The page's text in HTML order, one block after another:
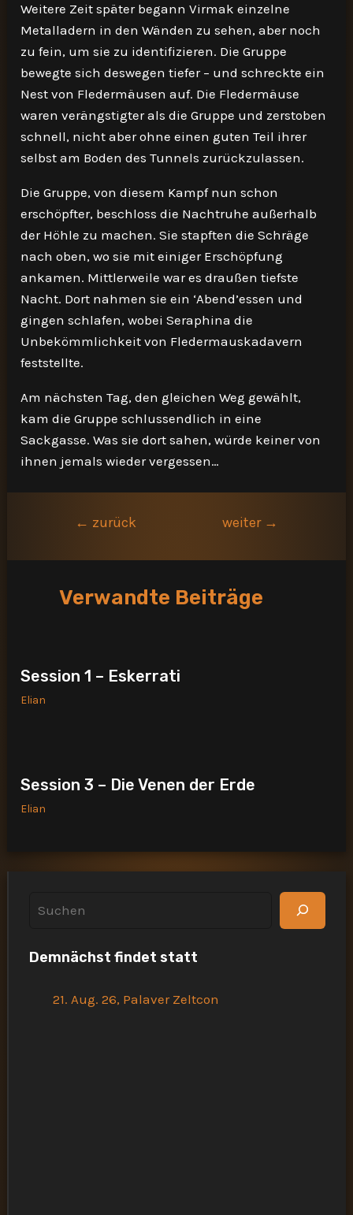
Weitere Zeit später begann Virmak einzelne
Metalladern in den Wänden zu sehen, aber noch
zu fein, um sie zu identifizieren. Die Gruppe
bewegte sich deswegen tiefer – und schreckte ein
Nest von Fledermäusen auf. Die Fledermäuse
waren verängstigter als die Gruppe und zerstoben
schnell, nicht aber ohne einen guten Teil ihrer
selbst am Boden des Tunnels zurückzulassen.
Die Gruppe, von diesem Kampf nun schon
erschöpfter, beschloss die Nachtruhe außerhalb
der Höhle zu machen. Sie stapften die Schräge
nach oben, wo sie mit einiger Erschöpfung
ankamen. Mittlerweile war es draußen tiefste
Nacht. Dort nahmen sie ein ‘Abend’essen und
gingen schlafen, wobei Seraphina die
Unbekömmlichkeit von Fledermauskadavern
feststellte.
Am nächsten Tag, den gleichen Weg gewählt,
kam die Gruppe schlussendlich in eine
Sackgasse. Was sie dort sahen, würde keiner von
ihnen jemals wieder vergessen…
Beitragsnavigation
← zurück weiter →
Verwandte Beiträge
Session 1 – Eskerrati
Elian
Session 3 – Die Venen der Erde
Elian
c
Demnächst findet statt
21. Aug. 26, Palaver Zeltcon